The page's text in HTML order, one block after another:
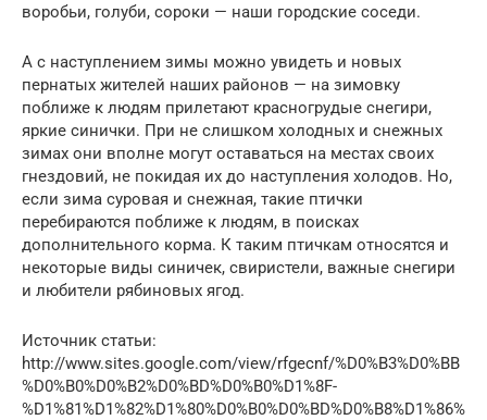
воробьи, голуби, сороки — наши городские соседи.
А с наступлением зимы можно увидеть и новых
пернатых жителей наших районов — на зимовку
поближе к людям прилетают красногрудые снегири,
яркие синички. При не слишком холодных и снежных
зимах они вполне могут оставаться на местах своих
гнездовий, не покидая их до наступления холодов. Но,
если зима суровая и снежная, такие птички
перебираются поближе к людям, в поисках
дополнительного корма. К таким птичкам относятся и
некоторые виды синичек, свиристели, важные снегири
и любители рябиновых ягод.
Источник статьи:
http://www.sites.google.com/view/rfgecnf/%D0%B3%D0%BB
%D0%B0%D0%B2%D0%BD%D0%B0%D1%8F-
%D1%81%D1%82%D1%80%D0%B0%D0%BD%D0%B8%D1%86%